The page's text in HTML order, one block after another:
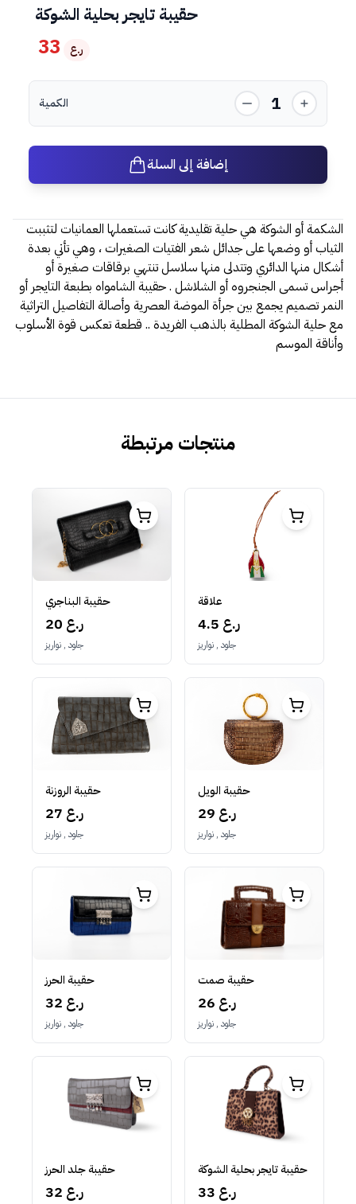
حقيبة تايجر بحلية الشوكة
33 ر.ع
الكمية 1
إضافة إلى السلة
الشكمة أو الشوكة هي حلية تقليدية كانت تستعملها العمانيات لتثببت
الثياب أو وضعها على جدائل شعر الفتيات الصغيرات ، وهي تأتي بعدة
أشكال منها الدائري وتتدلى منها سلاسل تنتهي برقاقات صغيرة أو
أجراس تسمى الجنجروه أو الشلاشل . حقيبة الشامواه بطبعة التايجر أو
النمر تصميم يجمع بين جرأة الموضة العصرية وأصالة التفاصيل التراثية
مع حلية الشوكة المطلية بالذهب الفريدة .. قطعة تعكس قوة الأسلوب
وأناقة الموسم
منتجات مرتبطة
حقيبة البناجري
20 ر.ع
جلود , نواريز
علاقة
4.5 ر.ع
جلود , نواريز
حقيبة الروزنة
27 ر.ع
جلود , نواريز
حقيبة الويل
29 ر.ع
جلود , نواريز
حقيبة الحرز
32 ر.ع
جلود , نواريز
حقيبة صمت
26 ر.ع
جلود , نواريز
حقيبة جلد الحرز
32 ر.ع
حقيبة تايجر بحلية الشوكة
33 ر.ع